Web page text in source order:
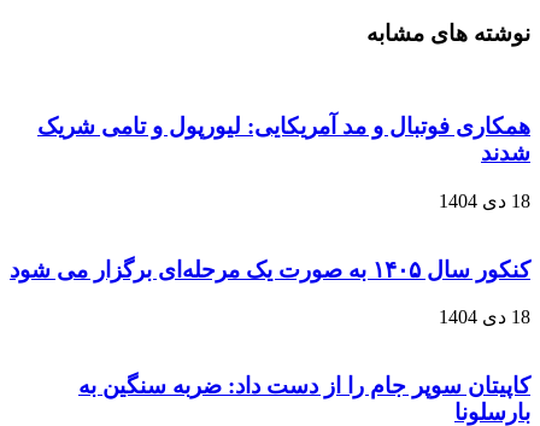
نوشته های مشابه
همکاری فوتبال و مد آمریکایی: لیورپول و تامی شریک
شدند
18 دی 1404
کنکور سال ۱۴۰۵ به صورت یک‌ مرحله‌ای برگزار می‌ شود
18 دی 1404
کاپیتان سوپر جام را از دست داد: ضربه سنگین به
بارسلونا